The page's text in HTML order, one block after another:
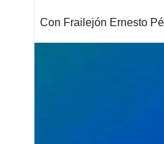
Con Frailejón Ernesto